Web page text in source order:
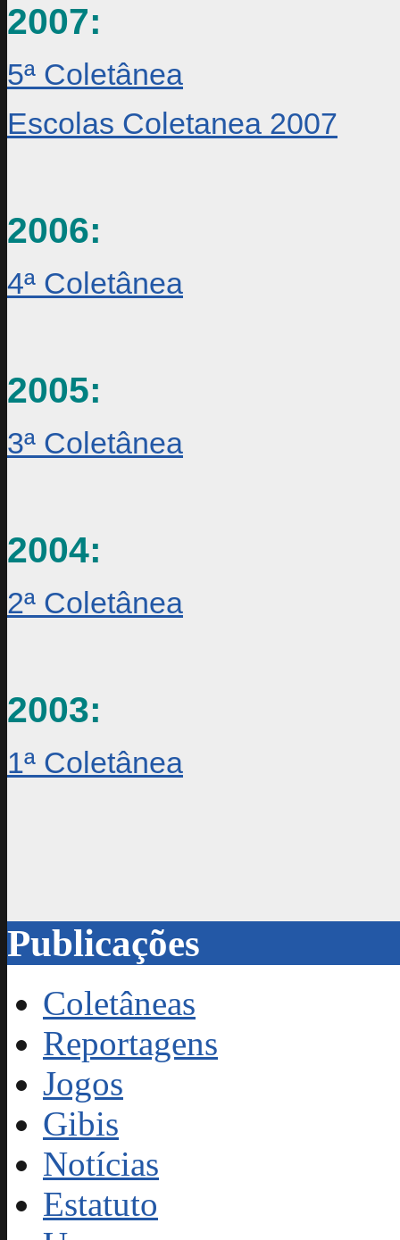
2007:
5ª Coletânea
Escolas Coletanea 2007
2006:
4ª Coletânea
2005:
3ª Coletânea
2004:
2ª Coletânea
2003:
1ª Coletânea
Publicações
Coletâneas
Reportagens
Jogos
Gibis
Notícias
Estatuto